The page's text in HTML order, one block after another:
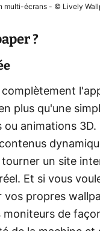
multi-écrans - © Lively
?
plus qu'une
animations 3D.
tourner un site
Et si vous
propres
de